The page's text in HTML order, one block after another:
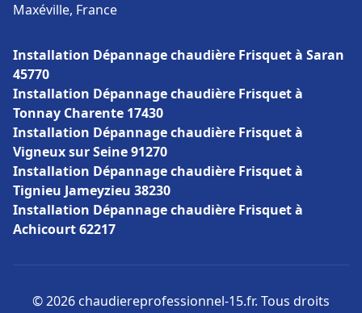
Maxéville, France
Installation Dépannage chaudière Frisquet à Saran
45770
Installation Dépannage chaudière Frisquet à
Tonnay Charente 17430
Installation Dépannage chaudière Frisquet à
Vigneux sur Seine 91270
Installation Dépannage chaudière Frisquet à
Tignieu Jameyzieu 38230
Installation Dépannage chaudière Frisquet à
Achicourt 62217
© 2026 chaudiereprofessionnel-15.fr. Tous droits